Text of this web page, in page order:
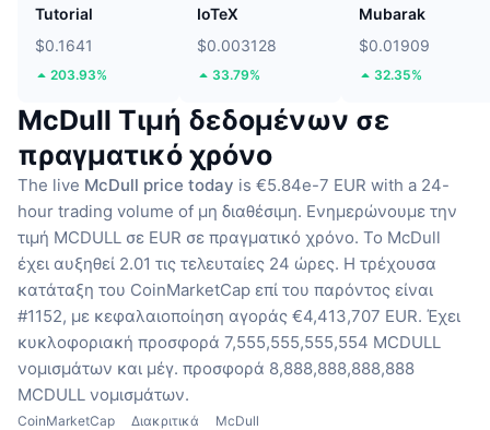
Tutorial
$0.1641
203.93%
IoTeX
$0.003128
33.79%
Mubarak
$0.01909
32.35%
McDull Τιμή δεδομένων σε
πραγματικό χρόνο
The live McDull price today is €5.84e-7 EUR with a 24-
hour trading volume of μη διαθέσιμη. Ενημερώνουμε την
τιμή MCDULL σε EUR σε πραγματικό χρόνο. Το McDull
έχει αυξηθεί 2.01 τις τελευταίες 24 ώρες. Η τρέχουσα
κατάταξη του CoinMarketCap επί του παρόντος είναι
#1152, με κεφαλαιοποίηση αγοράς €4,413,707 EUR. Έχει
κυκλοφοριακή προσφορά 7,555,555,555,554 MCDULL
νομισμάτων και μέγ. προσφορά 8,888,888,888,888
MCDULL νομισμάτων.
CoinMarketCap Διακριτικά McDull